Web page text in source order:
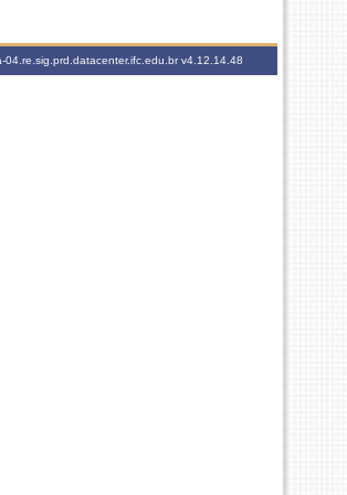
04.re.sig.prd.datacenter.ifc.edu.brv4.12.14.48